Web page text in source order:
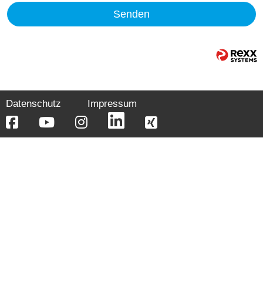
Senden
Datenschutz Impressum